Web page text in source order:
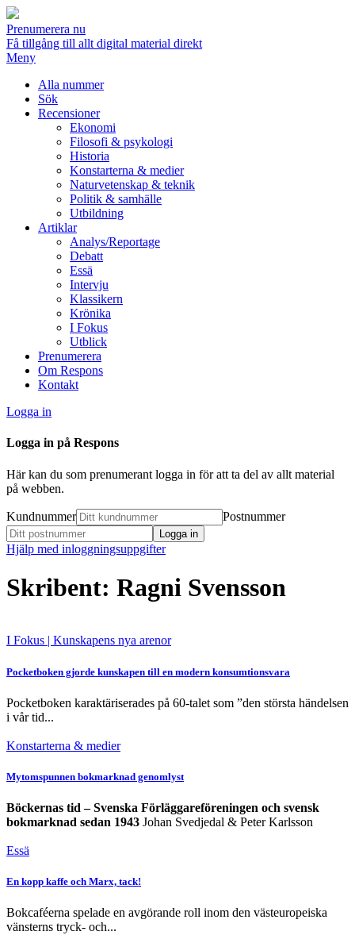
Prenumerera nu
Få tillgång till allt digital material direkt
Meny
Alla nummer
Sök
Recensioner
Ekonomi
Filosofi & psykologi
Historia
Konstarterna & medier
Naturvetenskap & teknik
Politik & samhälle
Utbildning
Artiklar
Analys/Reportage
Debatt
Essä
Intervju
Klassikern
Krönika
I Fokus
Utblick
Prenumerera
Om Respons
Kontakt
Logga in
Logga in på Respons
Här kan du som prenumerant logga in för att ta del av allt material
på webben.
Kundnummer Postnummer
Hjälp med inloggningsuppgifter
Skribent: Ragni Svensson
I Fokus | Kunskapens nya arenor
Pocketboken gjorde kunskapen till en modern konsumtionsvara
Pocketboken karaktäriserades på 60-talet som ”den största händelsen
i vår tid...
Konstarterna & medier
Mytomspunnen bokmarknad genomlyst
Böckernas tid – Svenska Förläggareföreningen och svensk
bokmarknad sedan 1943 Johan Svedjedal & Peter Karlsson
Essä
En kopp kaffe och Marx, tack!
Bokcaféerna spelade en avgörande roll inom den västeuropeiska
vänsterns tryck- och...